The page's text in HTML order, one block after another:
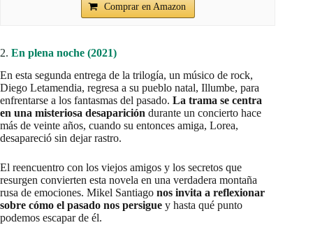
Comprar en Amazon
2. En plena noche (2021)
En esta segunda entrega de la trilogía, un músico de rock,
Diego Letamendia, regresa a su pueblo natal, Illumbe, para
enfrentarse a los fantasmas del pasado. La trama se centra
en una misteriosa desaparición durante un concierto hace
más de veinte años, cuando su entonces amiga, Lorea,
desapareció sin dejar rastro.
El reencuentro con los viejos amigos y los secretos que
resurgen convierten esta novela en una verdadera montaña
rusa de emociones. Mikel Santiago nos invita a reflexionar
sobre cómo el pasado nos persigue y hasta qué punto
podemos escapar de él.